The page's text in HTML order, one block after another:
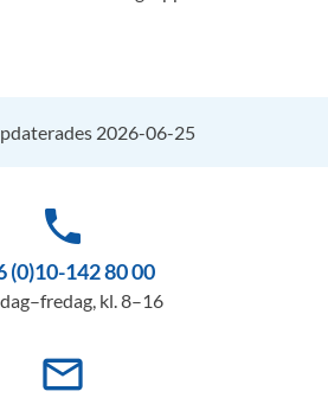
2026-06-25
phone
(0)10-142 80 00
kl. 8–16
mail_outline